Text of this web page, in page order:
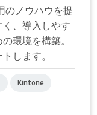
のノウハウを提
、導入しやす
環境を構築。
します。
Kintone